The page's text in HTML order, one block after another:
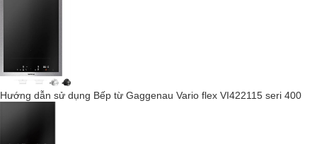
Sự an toàn
Chỉ báo nhiệt dư.
Hướng dẫn sử dụng Bếp từ Gaggenau Vario flex VI422115 seri 400